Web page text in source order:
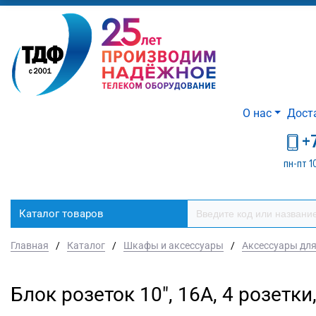
О нас
пн-пт
Каталог товаров
Главная / Каталог / Шкафы и аксессуары / Аксессуары
Блок розеток 10", 16А, 4